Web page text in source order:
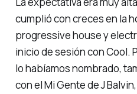
cumplió con creces en la
progressive house y
inicio de sesión conCool.
lo habíamos nombrado,
con elMi Gentede J